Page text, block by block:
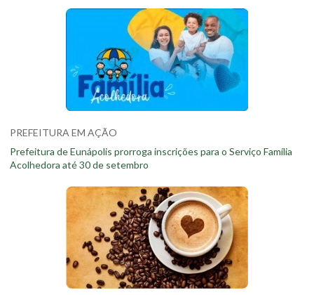
PREFEITURA EM AÇÃO
Prefeitura de Eunápolis prorroga inscrições para o Serviço Família
Acolhedora até 30 de setembro